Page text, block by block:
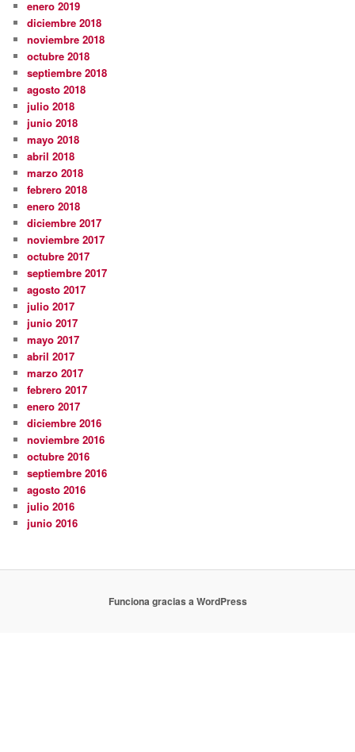
enero 2019
diciembre 2018
noviembre 2018
octubre 2018
septiembre 2018
agosto 2018
julio 2018
junio 2018
mayo 2018
abril 2018
marzo 2018
febrero 2018
enero 2018
diciembre 2017
noviembre 2017
octubre 2017
septiembre 2017
agosto 2017
julio 2017
junio 2017
mayo 2017
abril 2017
marzo 2017
febrero 2017
enero 2017
diciembre 2016
noviembre 2016
octubre 2016
septiembre 2016
agosto 2016
julio 2016
junio 2016
Funciona gracias a WordPress